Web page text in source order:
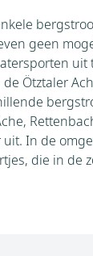
geen
uit
Ötztaler
In de
die in de